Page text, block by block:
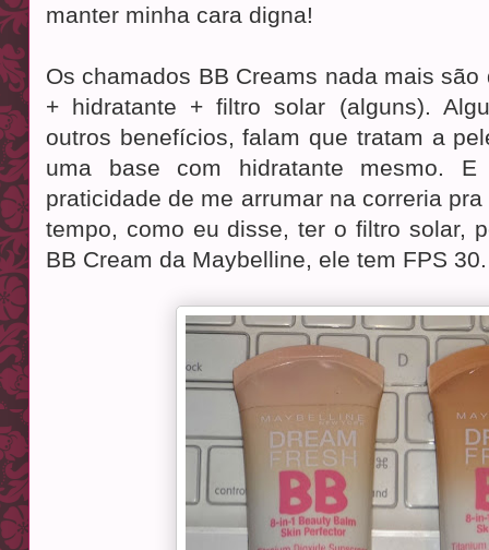
manter minha cara digna!
Os chamados BB Creams nada mais
+ hidratante + filtro solar (alguns).
outros benefícios, falam que tratam a
uma base com hidratante mesmo.
praticidade de me arrumar na correria
tempo, como eu disse, ter o filtro solar,
BB Cream da Maybelline, ele tem FPS 30.